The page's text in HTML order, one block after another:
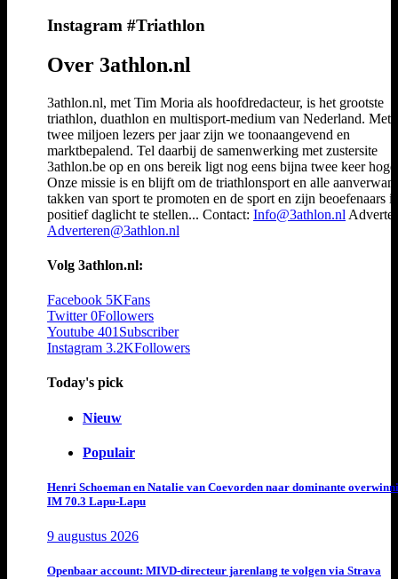
Instagram #Triathlon
Over 3athlon.nl
3athlon.nl, met Tim Moria als hoofdredacteur, is het grootste
triathlon, duathlon en multisport-medium van Nederland. Met
twee miljoen lezers per jaar zijn we toonaangevend en
marktbepalend. Tel daarbij de samenwerking met zustersite
3athlon.be op en ons bereik ligt nog eens bijna twee keer
Onze missie is en blijft om de triathlonsport en alle
takken van sport te promoten en de sport en zijn beoefenaars
positief daglicht te stellen... Contact: Info@3athlon.nl
Adverteren@3athlon.nl
Volg 3athlon.nl:
Facebook 5KFans
Twitter 0Followers
Youtube 401 Subscriber
Instagram 3.2KFollowers
Today's pick
Nieuw
Populair
Henri Schoeman en Natalie van Coevorden naar dominante
IM 70.3 Lapu-Lapu
9 augustus 2026
Openbaar account: MIVD-directeur jarenlang te volgen via Strava